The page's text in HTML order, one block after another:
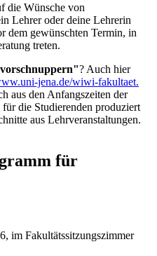
die Wünsche von
Lehrer oder deine Lehrerin
dem gewünschten Termin, in
treten.
? Auch hier
jena.de/wiwi-fakultaet.
aus den Anfangszeiten der
die Studierenden produziert
aus Lehrveranstaltungen.
für
im Fakultätssitzungszimmer